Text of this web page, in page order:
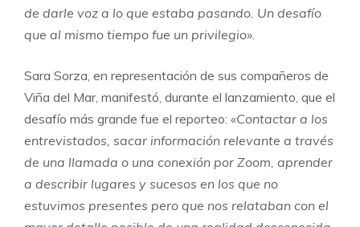
de darle voz a lo que estaba pasando. Un desafío
que al mismo tiempo fue un privilegio».
Sara Sorza, en representación de sus compañeros de
Viña del Mar, manifestó, durante el lanzamiento, que el
desafío más grande fue el reporteo: «Contactar a los
entrevistados, sacar información relevante a través
de una llamada o una conexión por Zoom, aprender
a describir lugares y sucesos en los que no
estuvimos presentes pero que nos relataban con el